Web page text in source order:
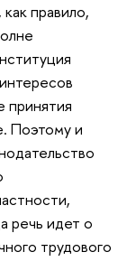
правило,
принятия
Поэтому и
речь идет о
трудового